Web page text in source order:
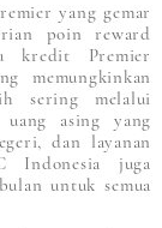
yang gemar
poin reward
kredit Premier
memungkinkan
sering melalui
asing yang
dan layanan
Indonesia juga
untuk semua